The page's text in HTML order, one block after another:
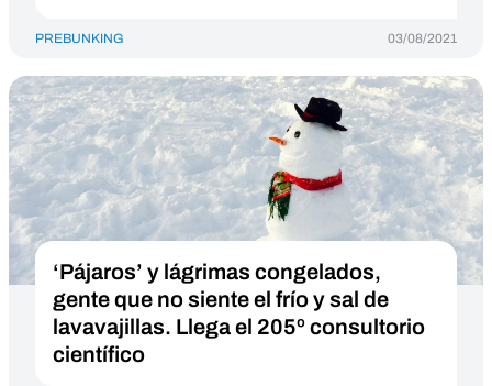
PREBUNKING 03/08/2021
‘Pájaros’ y lágrimas congelados,
gente que no siente el frío y sal de
lavavajillas. Llega el 205º consultorio
científico